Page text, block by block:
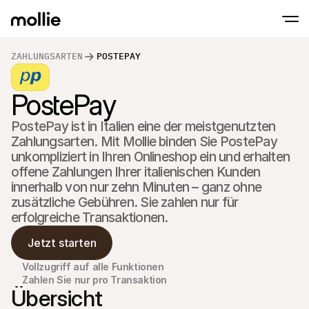
ZAHLUNGSARTEN POSTEPAY
PostePay
PostePay ist in Italien eine der meistgenutzten
Zahlungsarten. Mit Mollie binden Sie PostePay
unkompliziert in Ihren Onlineshop ein und erhalten
offene Zahlungen Ihrer italienischen Kunden
innerhalb von nur zehn Minuten – ganz ohne
zusätzliche Gebühren. Sie zahlen nur für
erfolgreiche Transaktionen.
Jetzt starten
Vollzugriff auf alle Funktionen
Zahlen Sie nur pro Transaktion
Übersicht
Erfahren Sie mehr
POS-Zahlungen
Empfangen Sie
Terminals und
Mollie-Checkout
Personalisieren Sie
für eine höhere
Wiederkehrende
Erhalten Sie
Partner
Für Agenturen
Erfahren Sie mehr über unser Agentur-Partnerprogramm